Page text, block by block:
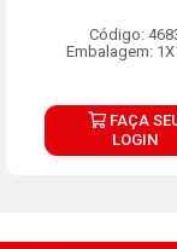
Código:
Embalagem:
FAÇA
LOGIN